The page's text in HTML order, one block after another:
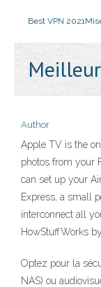
Best VPN 2021
Author
Apple TV is the
photos from your
can set up your
Express, a small
interconnect all
HowStuffWorks
Optez pour la
NAS) ou